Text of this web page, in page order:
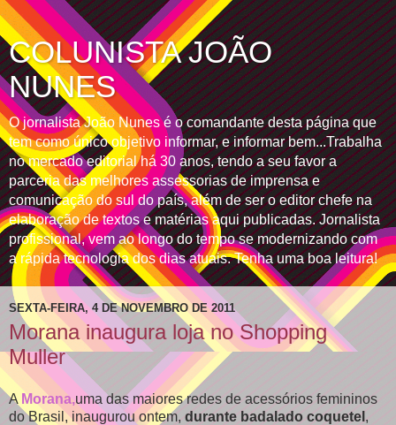
COLUNISTA JOÃO
NUNES
O jornalista João Nunes é o comandante desta página que
tem como único objetivo informar, e informar bem...Trabalha
no mercado editorial há 30 anos, tendo a seu favor a
parceria das melhores assessorias de imprensa e
comunicação do sul do país, além de ser o editor chefe na
elaboração de textos e matérias aqui publicadas. Jornalista
profissional, vem ao longo do tempo se modernizando com
a rápida tecnologia dos dias atuais. Tenha uma boa leitura!
SEXTA-FEIRA, 4 DE NOVEMBRO DE 2011
Morana inaugura loja no Shopping
Muller
A Morana,uma das maiores redes de acessórios femininos
do Brasil, inaugurou ontem, durante badalado coquetel ,